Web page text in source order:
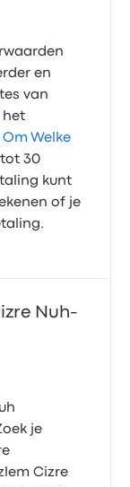
en
van
het
Om Welke
30
kunt
of je
Nuh-
je
Cizre